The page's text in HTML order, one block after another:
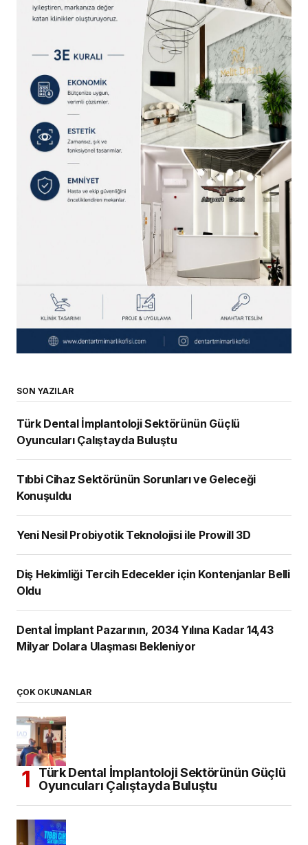
SON YAZILAR
Türk Dental İmplantoloji Sektörünün Güçlü
Oyuncuları Çalıştayda Buluştu
Tıbbi Cihaz Sektörünün Sorunları ve Geleceği
Konuşuldu
Yeni Nesil Probiyotik Teknolojisi ile Prowill 3D
Diş Hekimliği Tercih Edecekler için Kontenjanlar Belli
Oldu
Dental İmplant Pazarının, 2034 Yılına Kadar 14,43
Milyar Dolara Ulaşması Bekleniyor
ÇOK OKUNANLAR
Türk Dental İmplantoloji Sektörünün Güçlü
Oyuncuları Çalıştayda Buluştu